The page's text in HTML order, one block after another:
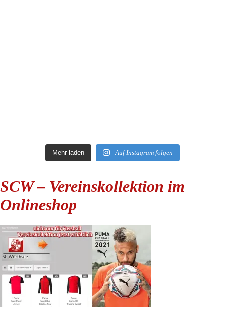
Mehr laden Auf Instagram folgen
SCW – Vereinskollektion im
Onlineshop